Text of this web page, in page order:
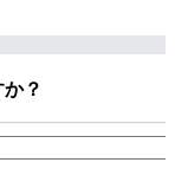
ード有)
？